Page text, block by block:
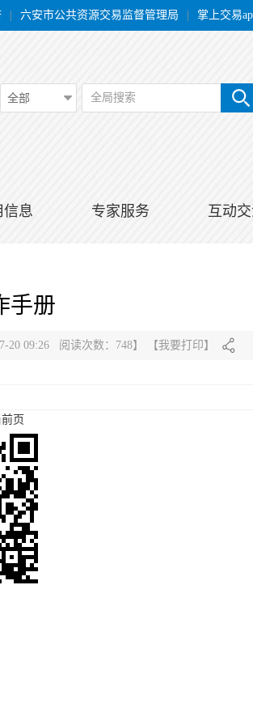
六安市公共资源交易监督管理局 掌上交易
全部 全局搜索
信息 专家服务 互动
手册
20 09:26 阅读次数： 748】 【我要打印】
页